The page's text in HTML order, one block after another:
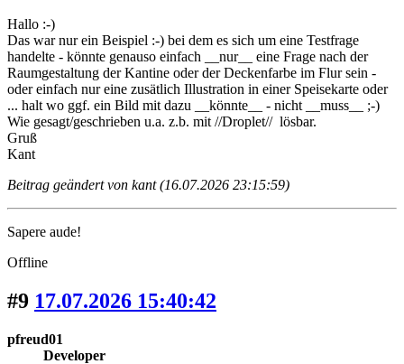
Hallo :-)
Das war nur ein Beispiel :-) bei dem es sich um eine Testfrage
handelte - könnte genauso einfach __nur__ eine Frage nach der
Raumgestaltung der Kantine oder der Deckenfarbe im Flur sein -
oder einfach nur eine zusätlich Illustration in einer Speisekarte oder
... halt wo ggf. ein Bild mit dazu __könnte__ - nicht __muss__ ;-)
Wie gesagt/geschrieben u.a. z.b. mit //Droplet// lösbar.
Gruß
Kant
Beitrag geändert von kant (16.07.2026 23:15:59)
Sapere aude!
Offline
#9 17.07.2026 15:40:42
pfreud01
Developer